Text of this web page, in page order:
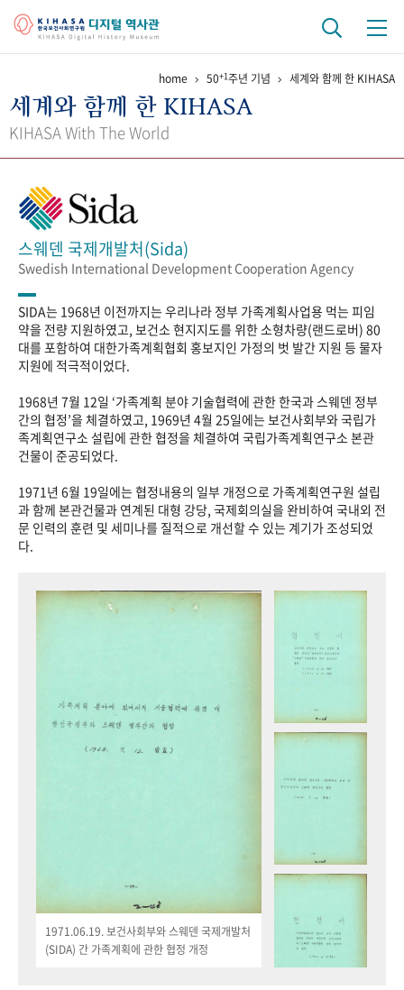
걸어온 길 기관 변천사 역대 기관장
정책과 연구 키워드로 보는 연구 역사
간행물 변천사
기록물 아카이브
사진 아카이브 문서 기록물 행정박물 영상 기록물
성과 50선 숫자로 보는 50년 50+1주년 광장
세계와 함께 한 KIHASA
VR 역사관
home 50+1주년 기념 세계와 함께 한 KIHASA
세계와 함께 한 KIHASA
KIHASA With The World
스웨덴 국제개발처(Sida)
Swedish International Development Cooperation Agency
SIDA는 1968년 이전까지는 우리나라 정부 가족계획사업용 먹는 피임
약을 전량 지원하였고, 보건소 현지지도를 위한 소형차량(랜드로버) 80
대를 포함하여 대한가족계획협회 홍보지인 가정의 벗 발간 지원 등 물자
지원에 적극적이었다.
1968년 7월 12일 ‘가족계획 분야 기술협력에 관한 한국과 스웨덴 정부
간의 협정’을 체결하였고, 1969년 4월 25일에는 보건사회부와 국립가
족계획연구소 설립에 관한 협정을 체결하여 국립가족계획연구소 본관
건물이 준공되었다.
1971년 6월 19일에는 협정내용의 일부 개정으로 가족계획연구원 설립
과 함께 본관건물과 연계된 대형 강당, 국제회의실을 완비하여 국내외 전
문 인력의 훈련 및 세미나를 질적으로 개선할 수 있는 계기가 조성되었
다.
1971.06.19. 보건사회부와 스웨덴 국제개발처
(SIDA) 간 가족계획에 관한 협정 개정